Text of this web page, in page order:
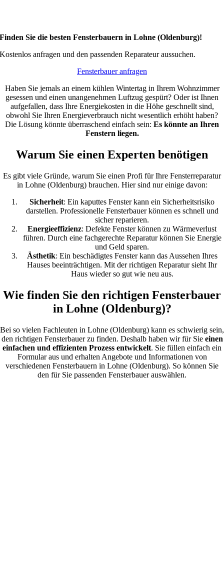
Finden Sie die besten Fensterbauern in Lohne (Oldenburg)!
Kostenlos anfragen und den passenden Reparateur aussuchen.
Fensterbauer anfragen
Haben Sie jemals an einem kühlen Wintertag in Ihrem Wohnzimmer
gesessen und einen unangenehmen Luftzug gespürt? Oder ist Ihnen
aufgefallen, dass Ihre Energiekosten in die Höhe geschnellt sind,
obwohl Sie Ihren Energieverbrauch nicht wesentlich erhöht haben?
Die Lösung könnte überraschend einfach sein: Es könnte an Ihren
Fenstern liegen.
Warum Sie einen Experten benötigen
Es gibt viele Gründe, warum Sie einen Profi für Ihre Fensterreparatur
in Lohne (Oldenburg) brauchen. Hier sind nur einige davon:
Sicherheit: Ein kaputtes Fenster kann ein Sicherheitsrisiko
darstellen. Professionelle Fensterbauer können es schnell und
sicher reparieren.
Energieeffizienz: Defekte Fenster können zu Wärmeverlust
führen. Durch eine fachgerechte Reparatur können Sie Energie
und Geld sparen.
Ästhetik: Ein beschädigtes Fenster kann das Aussehen Ihres
Hauses beeinträchtigen. Mit der richtigen Reparatur sieht Ihr
Haus wieder so gut wie neu aus.
Wie finden Sie den richtigen Fensterbauer
in Lohne (Oldenburg)?
Bei so vielen Fachleuten in Lohne (Oldenburg) kann es schwierig sein,
den richtigen Fensterbauer zu finden. Deshalb haben wir für Sie einen
einfachen und effizienten Prozess entwickelt. Sie füllen einfach ein
Formular aus und erhalten Angebote und Informationen von
verschiedenen Fensterbauern in Lohne (Oldenburg). So können Sie
den für Sie passenden Fensterbauer auswählen.